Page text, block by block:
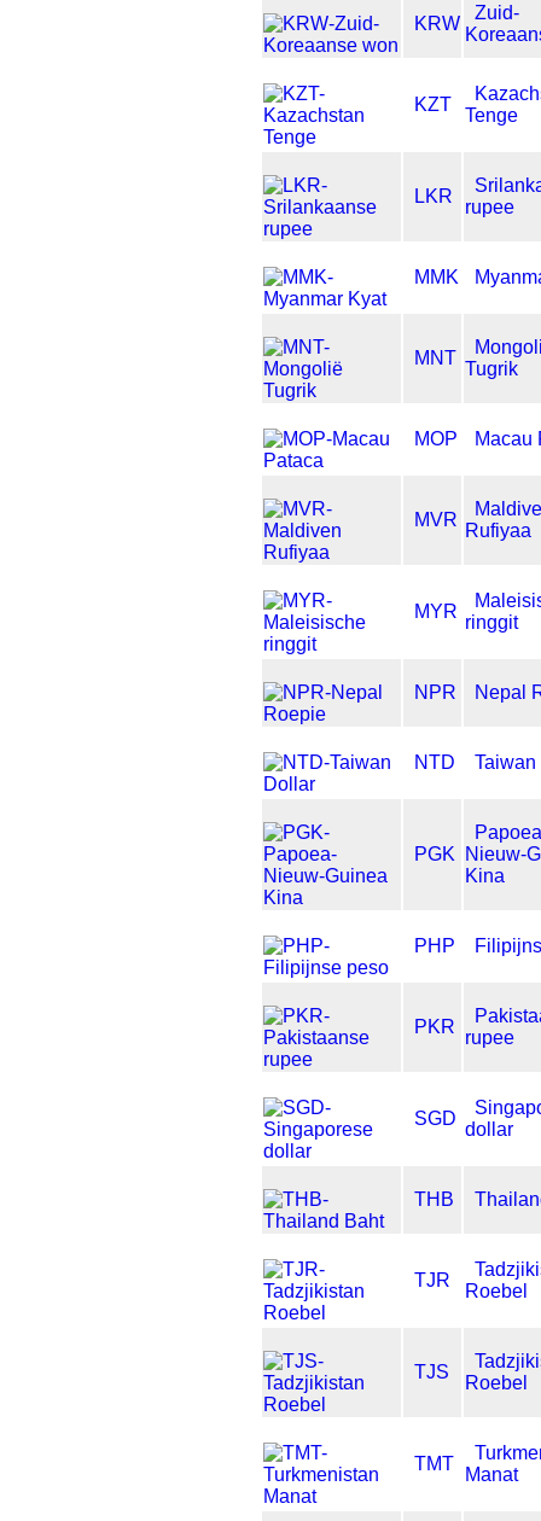
KRW
Zuid-
KZT
Tenge
LKR
rupee
MMK
MNT
Tugrik
MOP Macau
MVR
Rufiyaa
MYR
ringgit
NPR Nepal
NTD
PGK
Nieuw-
Kina
PHP
PKR
rupee
SGD
dollar
THB
TJR
Roebel
TJS
Roebel
TMT
Manat